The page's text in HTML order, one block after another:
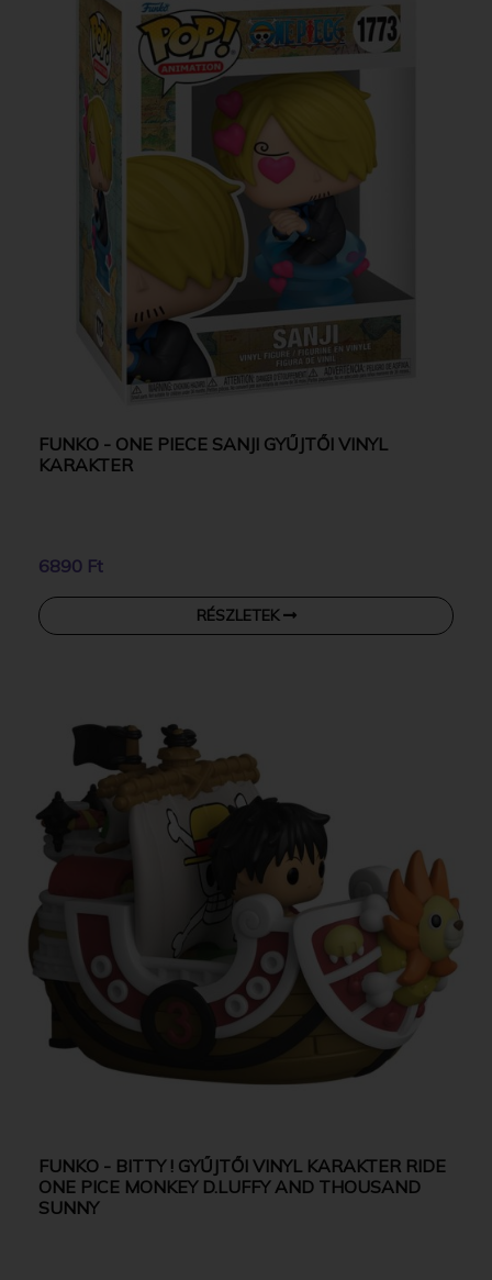
FUNKO - ONE PIECE SANJI GYŰJTŐI VINYL
KARAKTER
6890 Ft
RÉSZLETEK
FUNKO - BITTY ! GYŰJTŐI VINYL KARAKTER RIDE
ONE PICE MONKEY D.LUFFY AND THOUSAND
SUNNY